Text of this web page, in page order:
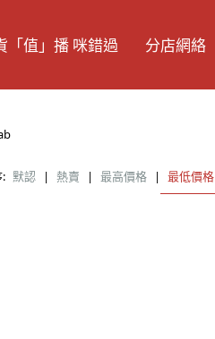
「值」播 咪錯過 分店網絡
默認 | 熱賣 | 最高價格 | 最低價格